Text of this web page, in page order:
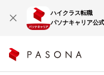
ハイクラス転職
パソナキャリア公